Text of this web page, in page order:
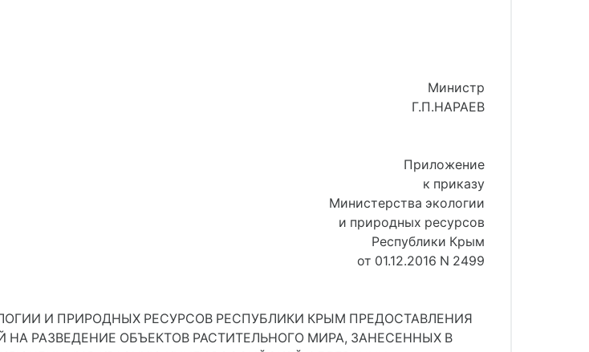
Министр
Г.П.НАРАЕВ
Приложение
к приказу
Министерства экологии
и природных ресурсов
Республики Крым
от 01.12.2016 N 2499
И ПРИРОДНЫХ РЕСУРСОВ РЕСПУБЛИКИ КРЫМ ПРЕДОСТАВЛЕНИЯ
РАЗВЕДЕНИЕ ОБЪЕКТОВ РАСТИТЕЛЬНОГО МИРА, ЗАНЕСЕННЫХ В